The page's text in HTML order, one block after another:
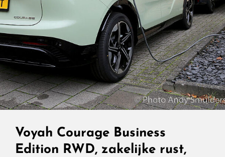
Voyah Courage Business
Edition RWD, zakelijke rust,